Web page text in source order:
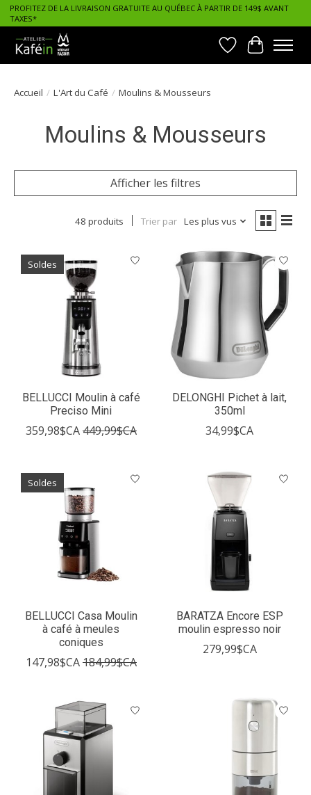
PROFITEZ DE LA LIVRAISON GRATUITE AU QUÉBEC À PARTIR DE 149$ AVANT
TAXES*
Liste dePanier
Accueil / L'Art du Café / Moulins & Mousseurs
Moulins & Mousseurs
Afficher les filtres
48 produits Trier par Les plus vus
Soldes
BELLUCCI Moulin à café
Preciso Mini
359,98$CA449,99$CA
DELONGHI Pichet à lait,
350ml
34,99$CA
Soldes
BELLUCCI Casa Moulin
à café à meules
coniques
147,98$CA184,99$CA
BARATZA Encore ESP
moulin espresso noir
279,99$CA